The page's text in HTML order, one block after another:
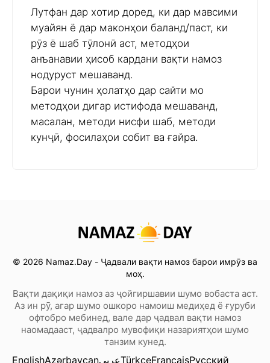
Лутфан дар хотир доред, ки дар мавсими
муайян ё дар маконҳои баланд/паст, ки
рӯз ё шаб тӯлонӣ аст, методҳои
анъанавии ҳисоб кардани вақти намоз
нодуруст мешаванд.
Барои чунин ҳолатҳо дар сайти мо
методҳои дигар истифода мешаванд,
масалан, методи нисфи шаб, методи
кунҷӣ, фосилаҳои собит ва ғайра.
© 2026 Namaz.Day - Ҷадвали вақти намоз барои имрӯз ва
моҳ.
Вақти дақиқи намоз аз ҷойгиршавии шумо вобаста аст.
Аз ин рӯ, агар шумо ошкоро намоиш медиҳед ё ғуруби
офтобро мебинед, вале дар ҷадвал вақти намоз
наомадааст, ҷадвалро мувофиқи назариятҳои шумо
танзим кунед.
EnglishAzərbaycanعربيTürkçeFrançaisРусский